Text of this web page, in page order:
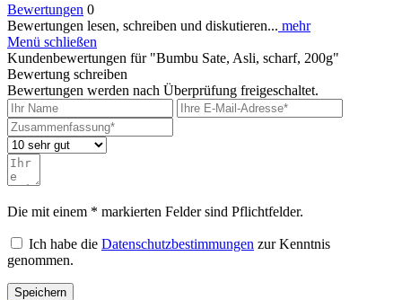
Bewertungen 0
Bewertungen lesen, schreiben und diskutieren... mehr
Menü schließen
Kundenbewertungen für "Bumbu Sate, Asli, scharf, 200g"
Bewertung schreiben
Bewertungen werden nach Überprüfung freigeschaltet.
Die mit einem * markierten Felder sind Pflichtfelder.
Ich habe die Datenschutzbestimmungen zur Kenntnis
genommen.
Speichern